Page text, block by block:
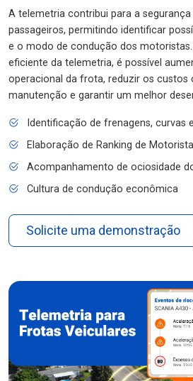
A telemetria contribui para a
passageiros, permitindo identificar
e o modo de condução dos
eficiente da telemetria, é possível
operacional da frota, reduzir os custos
manutenção e garantir um melhor
Identificação de frenagens, curvas
Elaboração de Ranking de
Acompanhamento de ociosidade
Cultura de condução econômica
Solicite uma demonstração